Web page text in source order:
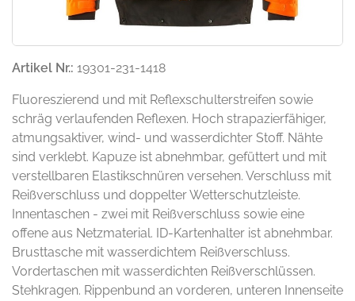
Artikel Nr.: 19301-231-1418
Fluoreszierend und mit Reflexschulterstreifen sowie
schräg verlaufenden Reflexen. Hoch strapazierfähiger,
atmungsaktiver, wind- und wasserdichter Stoff. Nähte
sind verklebt. Kapuze ist abnehmbar, gefüttert und mit
verstellbaren Elastikschnüren versehen. Verschluss mit
Reißverschluss und doppelter Wetterschutzleiste.
Innentaschen - zwei mit Reißverschluss sowie eine
offene aus Netzmaterial. ID-Kartenhalter ist abnehmbar.
Brusttasche mit wasserdichtem Reißverschluss.
Vordertaschen mit wasserdichten Reißverschlüssen.
Stehkragen. Rippenbund an vorderen, unteren Innenseite